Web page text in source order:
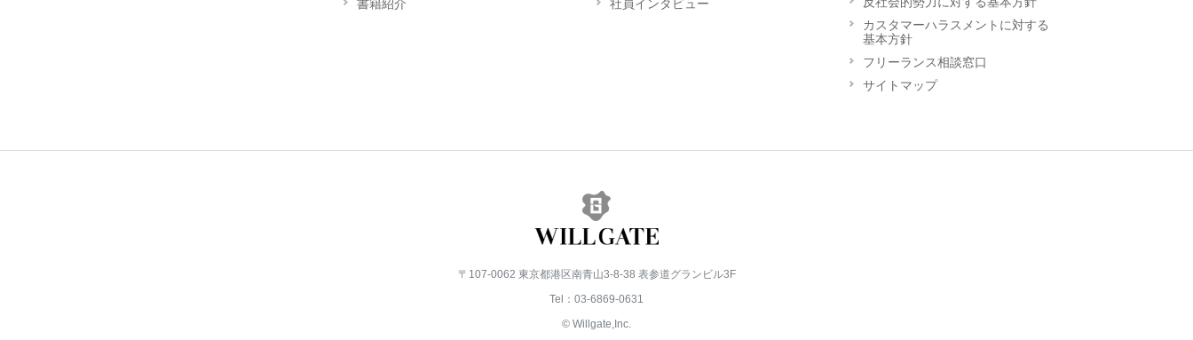
書籍紹介
社員インタビュー
カスタマーハラスメントに対する
基本方針
フリーランス相談窓口
サイトマップ
〒107-0062 東京都港区南青山3-8-38 表参道グランビル3F
Tel：03-6869-0631
© Willgate,Inc.